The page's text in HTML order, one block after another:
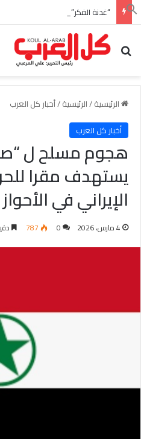
“غدنة الفكر” للأديب السعودي احمد
بحث عن
الرئيسية/الرئيسية/أخبار كل العرب
أخبار كل العرب
هجوم مسلح ل
يستهدف مقرا
الإيراني في الأحواز
4 مارس، 2026 0
787